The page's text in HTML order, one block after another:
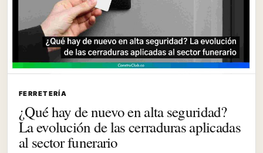
FERRETERÍA
¿Qué hay de nuevo en alta seguridad?
La evolución de las cerraduras aplicadas
al sector funerario